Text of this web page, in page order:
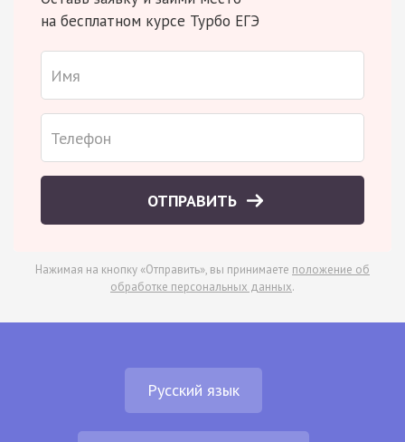
на бесплатном курсе Турбо ЕГЭ
ОТПРАВИТЬ
Нажимая на кнопку «Отправить», вы принимаете положение об
обработке персональных данных.
Русский язык